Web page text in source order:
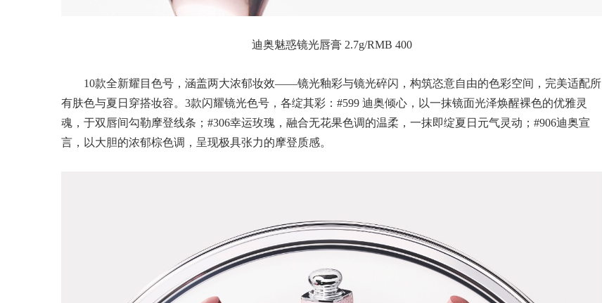
迪奥魅惑镜光唇膏 2.7g/RMB 400
10款全新耀目色号，涵盖两大浓郁妆效——镜光釉彩与镜光碎闪，构筑恣意自由的色彩空间，完美适配所
有肤色与夏日穿搭妆容。3款闪耀镜光色号，各绽其彩：#599 迪奥倾心，以一抹镜面光泽焕醒裸色的优雅灵
魂，于双唇间勾勒摩登线条；#306幸运玫瑰，融合无花果色调的温柔，一抹即绽夏日元气灵动；#906迪奥宣
言，以大胆的浓郁棕色调，呈现极具张力的摩登质感。